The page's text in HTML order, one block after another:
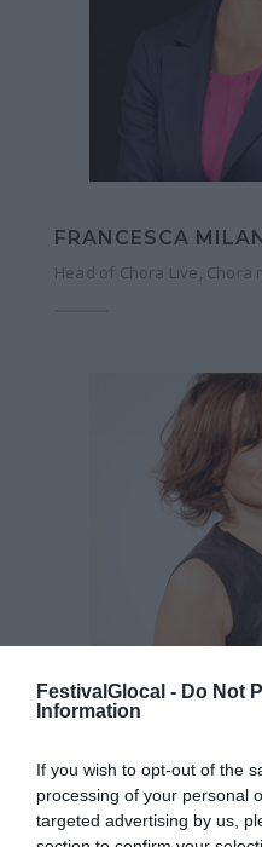
FestivalGlocal - Do Not
Information
If you wish to opt-out of the
processing of your personal
targeted advertising by us,
FRANCESCA
Head of Chora Live, Chora
SARA ZAMBOTTI
Giornalista e antropologa